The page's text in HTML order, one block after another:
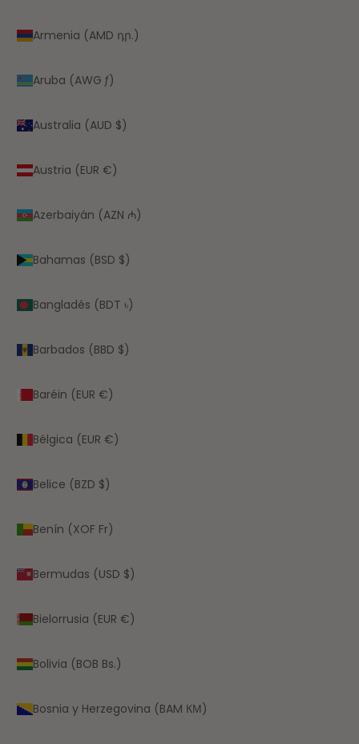
Armenia (AMD դր.)
Aruba (AWG ƒ)
Australia (AUD $)
Austria (EUR €)
Azerbaiyán (AZN ₼)
Bahamas (BSD $)
Bangladés (BDT ৳)
Barbados (BBD $)
Baréin (EUR €)
Bélgica (EUR €)
Belice (BZD $)
Benín (XOF Fr)
Bermudas (USD $)
Bielorrusia (EUR €)
Bolivia (BOB Bs.)
Bosnia y Herzegovina (BAM КМ)